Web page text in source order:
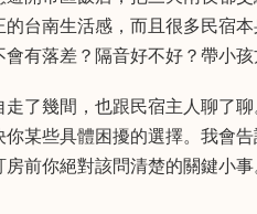
台南生活感，而且很多民宿
有落差？隔音好不好？帶小
了幾間，也跟民宿主人聊了
你某些具體困擾的選擇。我會
前你絕對該問清楚的關鍵小事